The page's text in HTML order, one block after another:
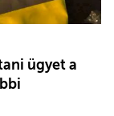
ügyet a